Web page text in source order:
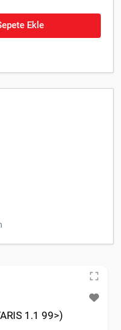
Ekle
1.1 99>)